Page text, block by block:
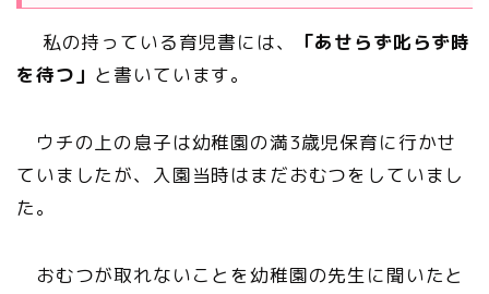
私の持っている育児書には、
「あせらず叱らず時
を待つ」 と書いています。
ウチの上の息子は幼稚園の満3歳児保育に行かせ
ていましたが、入園当時はまだおむつをしていまし
た。
おむつが取れないことを幼稚園の先生に聞いたと